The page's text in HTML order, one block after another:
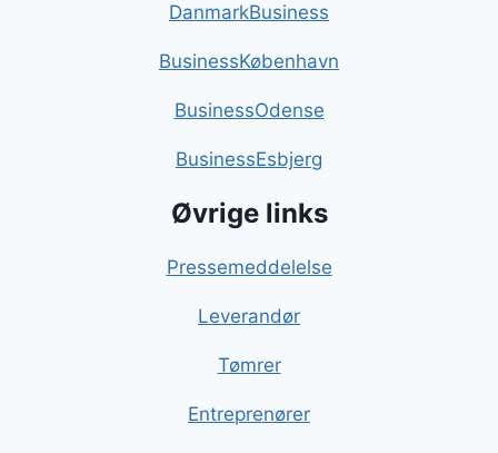
DanmarkBusiness
BusinessKøbenhavn
BusinessOdense
BusinessEsbjerg
Øvrige links
Pressemeddelelse
Leverandør
Tømrer
Entreprenører